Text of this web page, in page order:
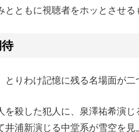
ともに視聴者をホッとさせる
りわけ記憶に残る名場面が二
殺した犯人に、泉澤祐希演じ
浦新演じる中堂系が雪空を見